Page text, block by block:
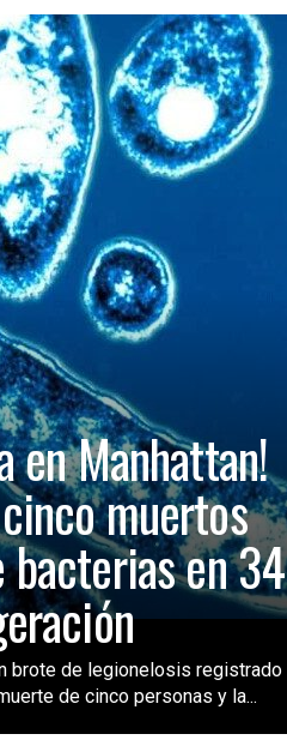
en Manhattan!
muertos
en 34
brote de legionelosis registrado
de cinco personas y la...